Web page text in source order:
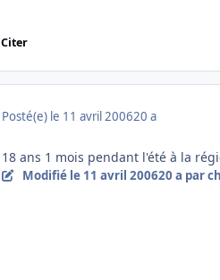
Citer
Posté(e) le 11 avril 200620 a
18 ans 1 mois pendant l'été à la
Modifié le 11 avril 200620 a par